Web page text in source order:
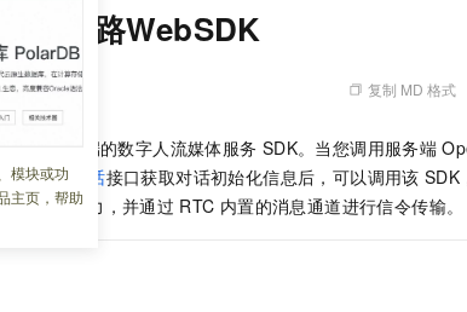
模块或功
主页，帮助
全链路WebSDK
复制 MD 格式
端的数字人流媒体服务 SDK。当您调用服务端
数字人会话接口获取对话初始化信息后，可以调用该 SDK
流订阅能力，并通过 RTC 内置的消息通道进行信令传输。
Kimi-K3 NEW
Kimi 最新旗舰模型，长程编程与推理利器 让文字生成流
提供智能易用的域名与建站服务
对象存储 OSS
人工智能平台 PAI 大模型
一站式AI开发、训练和推理服务
Qoder CN
Qoder
面向真实软件
云原生数据库
多领域专家智能体,一键组建 AI 虚拟交付团队
上传文档即自动完成翻译和格式还原
GLM-5.2：长任务时代开源旗舰模型
Hermes Agent，打造自进化智能体
自主进化，持久记忆，越用越聪明
Claude Code + GStack 打造工程团队
轻松解锁专属
5 分钟轻松部
低代码高效构
购
金券
至高享 1亿+免费 tokens，加速 Al 应用落地
阿里云 OPC 创新助力计划
至高百万元 Token 补贴，加速一人公司成长
Token Plan 模型订阅计划
Qwen3.8-Max 首发尝鲜，限时加量 10 倍，夜间低至2折
千问办公，限时限量积分加倍 NEW
从图文生成到
AI 广告创作
图文、视频一
AI 建站
价格优势
推动算力普惠，释放技术红利
手机三要素
身份实名认证
短信
OCR 文字识别
发票查验
天气预报查询
JAVA
全能环境
产品生态伙伴
产品生态伙伴工作台
云网络合作
Salesforce
专家技术服务
企业增值服务台
企业成长
服务实践
信息公告
官网公告
云上奥运之旅
云栖战略参考
云上的中国
看见新力量
金融模力时刻
客户案例
魔搭